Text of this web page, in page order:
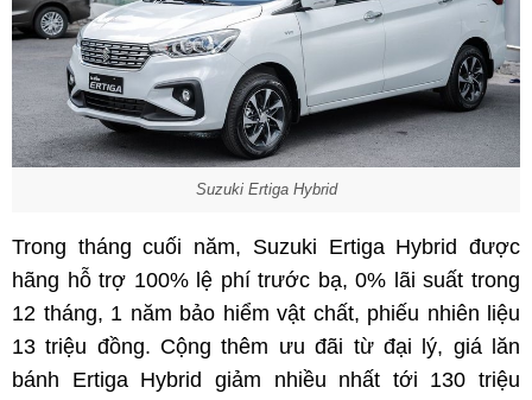
Suzuki Ertiga Hybrid
Trong tháng cuối năm, Suzuki Ertiga Hybrid được
hãng hỗ trợ 100% lệ phí trước bạ, 0% lãi suất trong
12 tháng, 1 năm bảo hiểm vật chất, phiếu nhiên liệu
13 triệu đồng. Cộng thêm ưu đãi từ đại lý, giá lăn
bánh Ertiga Hybrid giảm nhiều nhất tới 130 triệu